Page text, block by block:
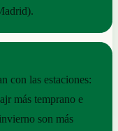
con las estaciones:
más temprano e
son más